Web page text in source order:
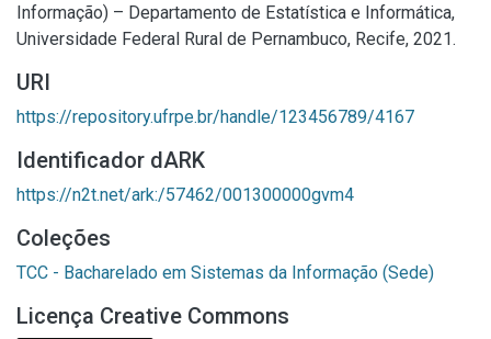
Informação) – Departamento de Estatística e Informática,
Universidade Federal Rural de Pernambuco, Recife, 2021.
URI
https://repository.ufrpe.br/handle/123456789/4167
Identificador dARK
https://n2t.net/ark:/57462/001300000gvm4
Coleções
TCC - Bacharelado em Sistemas da Informação (Sede)
Licença Creative Commons